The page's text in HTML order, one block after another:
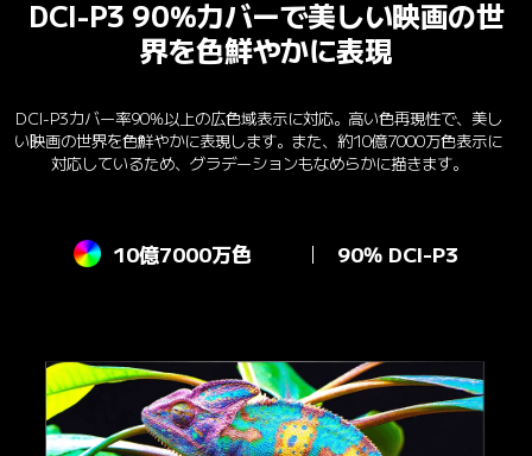
DCI-P3 90％カバーで美しい映画の世
界を色鮮やかに表現
DCI-P3カバー率90%以上の広色域表示に対応。高い色再現性で、美し
い映画の世界を色鮮やかに表現します。また、約10億7000万色表示に
対応しているため、グラデーションもなめらかに描きます。
10億7000万色 90% DCI-P3